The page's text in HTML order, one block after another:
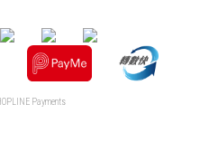
Payments